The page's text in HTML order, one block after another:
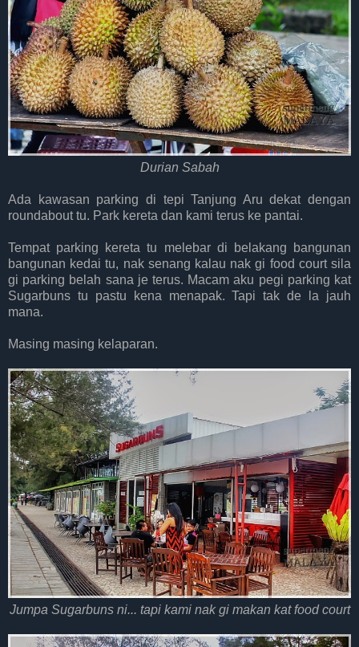
Durian Sabah
Ada kawasan parking di tepi Tanjung Aru dekat dengan
roundabout tu. Park kereta dan kami terus ke pantai.
Tempat parking kereta tu melebar di belakang bangunan
bangunan kedai tu, nak senang kalau nak gi food court sila
gi parking belah sana je terus. Macam aku pegi parking kat
Sugarbuns tu pastu kena menapak. Tapi tak de la jauh
mana.
Masing masing kelaparan.
Jumpa Sugarbuns ni... tapi kami nak gi makan kat food court